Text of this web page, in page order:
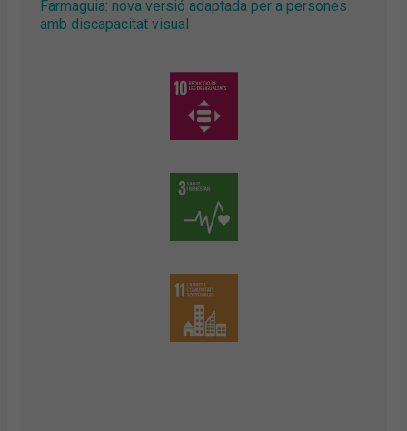
Farmaguia: nova versió adaptada per a persones
amb discapacitat visual